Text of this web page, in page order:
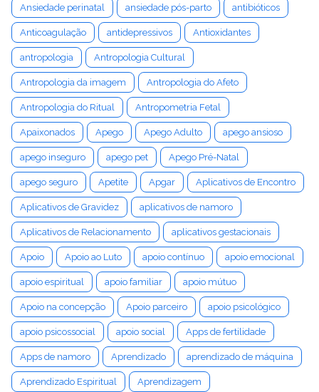
Ansiedade perinatal ansiedade pós-parto antibióticos
Anticoagulação antidepressivos Antioxidantes
antropologia Antropologia Cultural
Antropologia da imagem Antropologia do Afeto
Antropologia do Ritual Antropometria Fetal
Apaixonados Apego Apego Adulto apego ansioso
apego inseguro apego pet Apego Pré-Natal
apego seguro Apetite Apgar Aplicativos de Encontro
Aplicativos de Gravidez aplicativos de namoro
Aplicativos de Relacionamento aplicativos gestacionais
Apoio Apoio ao Luto apoio contínuo apoio emocional
apoio espiritual apoio familiar apoio mútuo
Apoio na concepção Apoio parceiro apoio psicológico
apoio psicossocial apoio social Apps de fertilidade
Apps de namoro Aprendizado aprendizado de máquina
Aprendizado Espiritual Aprendizagem